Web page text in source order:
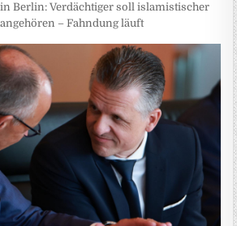
in Berlin: Verdächtiger soll islamistischer
angehören – Fahndung läuft